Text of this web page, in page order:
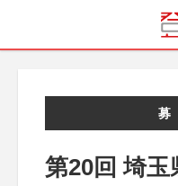
第20回 埼玉